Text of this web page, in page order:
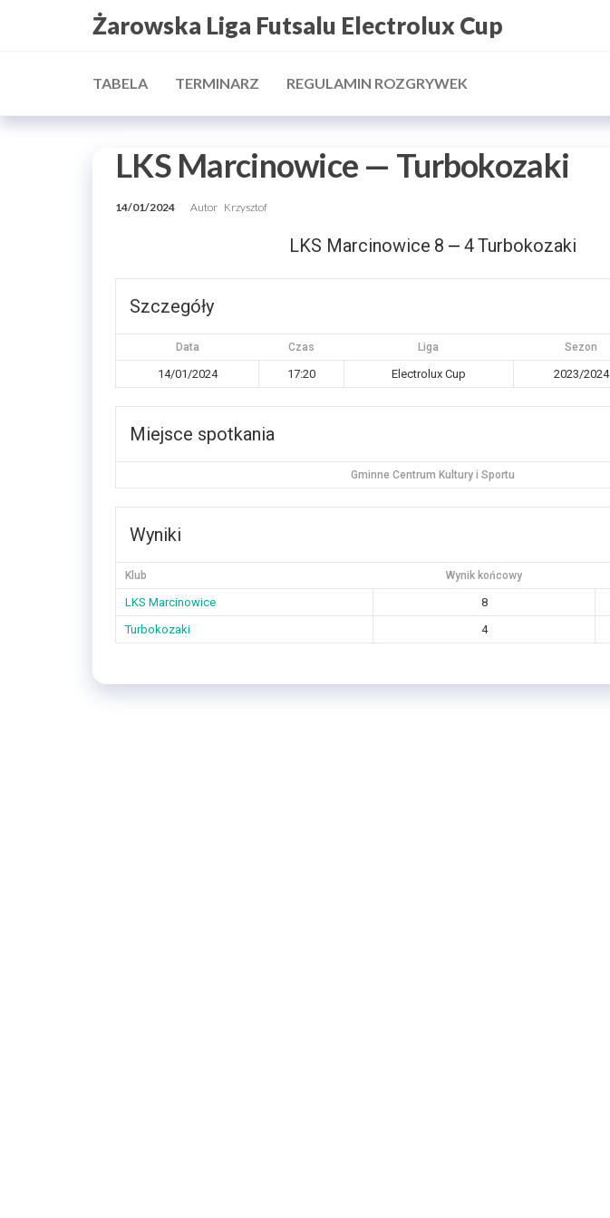
Żarowska Liga Futsalu Electrolux Cup
TABELA TERMINARZ REGULAMIN ROZGRYWEK
LKS Marcinowice — Turbokozaki
14/01/2024 Autor Krzysztof
LKS Marcinowice 8 — 4Turbokozaki
Szczegóły
Data Czas Liga Sezon
14/01/2024 17:20 Electrolux Cup 2023/2024
Miejsce spotkania
Gminne Centrum Kultury i Sportu
Wyniki
Klub Wynik końcowy
LKS Marcinowice 8
Turbokozaki
4